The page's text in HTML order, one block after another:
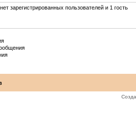
зарегистрированных пользователей и 1 гость